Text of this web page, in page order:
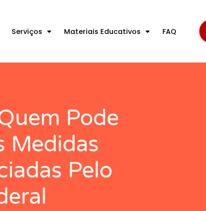
Serviços Materiais Educativos FAQ
Pode
Medidas
Pelo